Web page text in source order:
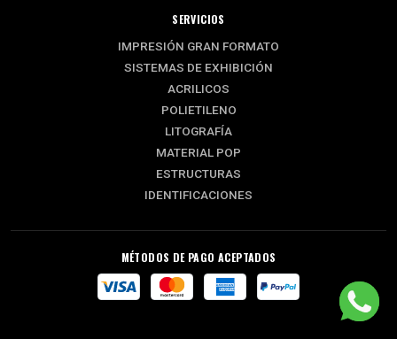
SERVICIOS
IMPRESIÓN GRAN FORMATO
SISTEMAS DE EXHIBICIÓN
ACRILICOS
POLIETILENO
LITOGRAFÍA
MATERIAL POP
ESTRUCTURAS
IDENTIFICACIONES
MÉTODOS DE PAGO ACEPTADOS